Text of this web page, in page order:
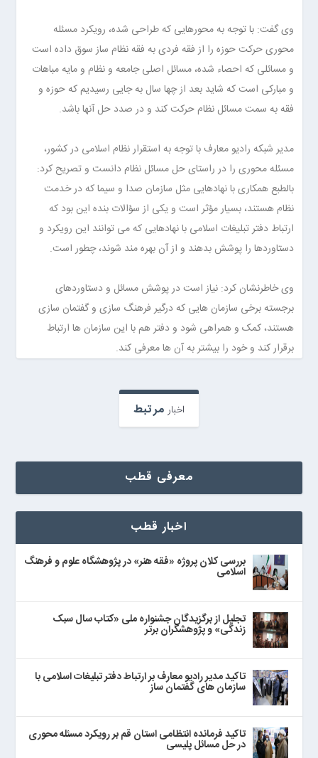
وی گفت: با توجه به محورهایی که طراحی شده، رویکرد مسئله
محوری حرکت حوزه را از فقه فردی به فقه نظام ساز سوق داده است
و مسائلی که احصاء شده، مسائل اصلی جامعه و نظام و مایه مباهات
و مبارکی است که شاید بعد از چها سال به جایی رسیدیم که حوزه و
فقه به سمت مسائل نظام حرکت کند و در صدد حل آنها باشد.
مدیر شبکه رادیو معارف با توجه به استقرار نظام اسلامی در کشور،
مسئله محوری را در راستای حل مسائل نظام دانست و تصریح کرد:
بالطبع همکاری با نهادهایی مثل سازمان صدا و سیما که در خدمت
نظام هستند، بسیار مؤثر است و یکی از سؤالات بنده این بود که
ارتباط دفتر تبلیغات اسلامی با نهادهایی که می توانند این رویکرد و
دستاوردها را پوشش بدهند و از آن بهره مند شوند، چطور است.
وی خاطرنشان کرد: نیاز است در پوشش مسائل و دستاوردهای
برجسته برخی سازمان هایی که درگیر فرهنگ سازی و گفتمان سازی
هستند، کمک و همراهی شود و دفتر هم با این سازمان ها ارتباط
برقرار کند و خود را بیشتر به آن ها معرفی کند.
اخبار مرتبط
معرفی قطب
اخبار قطب
بررسی کلان پروژه «فقه هنر» در پژوهشگاه علوم و فرهنگ
اسلامی
تجلیل از برگزیدگان جشنواره ملی «کتاب سال سبک
زندگی» و پژوهشگران برتر
تاکید مدیر رادیو معارف بر ارتباط دفتر تبلیغات اسلامی با
سازمان های گفتمان ساز
تاکید فرمانده انتظامی استان قم بر رویکرد مسئله محوری
در حل مسائل پلیسی